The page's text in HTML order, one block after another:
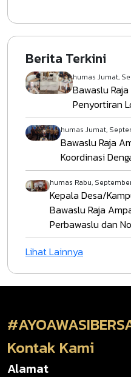
Berita Terkini
humas Jumat,
Bawaslu
Penyortiran
humas Jumat,
Bawaslu Raja
Koordinasi
humas Rabu,
Kepala Desa/
Bawaslu Raja
Perbawaslu dan
Lihat Lainnya
Kontak Kami
Alamat